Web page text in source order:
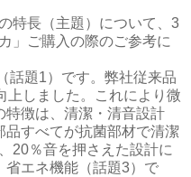
特長（主題）について、3
」ご購入の際のご参考に
話題1）です。弊社従来品
上しました。これにより微
特徴は、清潔・清音設計
品すべてが抗菌部材で清潔
20％音を押さえた設計に
省エネ機能（話題3）で